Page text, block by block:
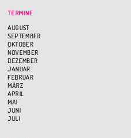
TERMINE
AUGUST
SEPTEMBER
OKTOBER
NOVEMBER
DEZEMBER
JANUAR
FEBRUAR
MÄRZ
APRIL
MAI
JUNI
JULI